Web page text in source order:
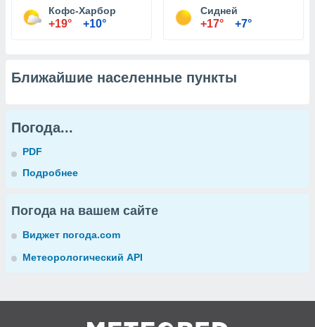
Кофс-Харбор
+19° +10°
Сидней
+17° +7°
Ближайшие населенные пункты
Погода...
PDF
Подробнее
Погода на вашем сайте
Виджет погода.com
Метеорологический API